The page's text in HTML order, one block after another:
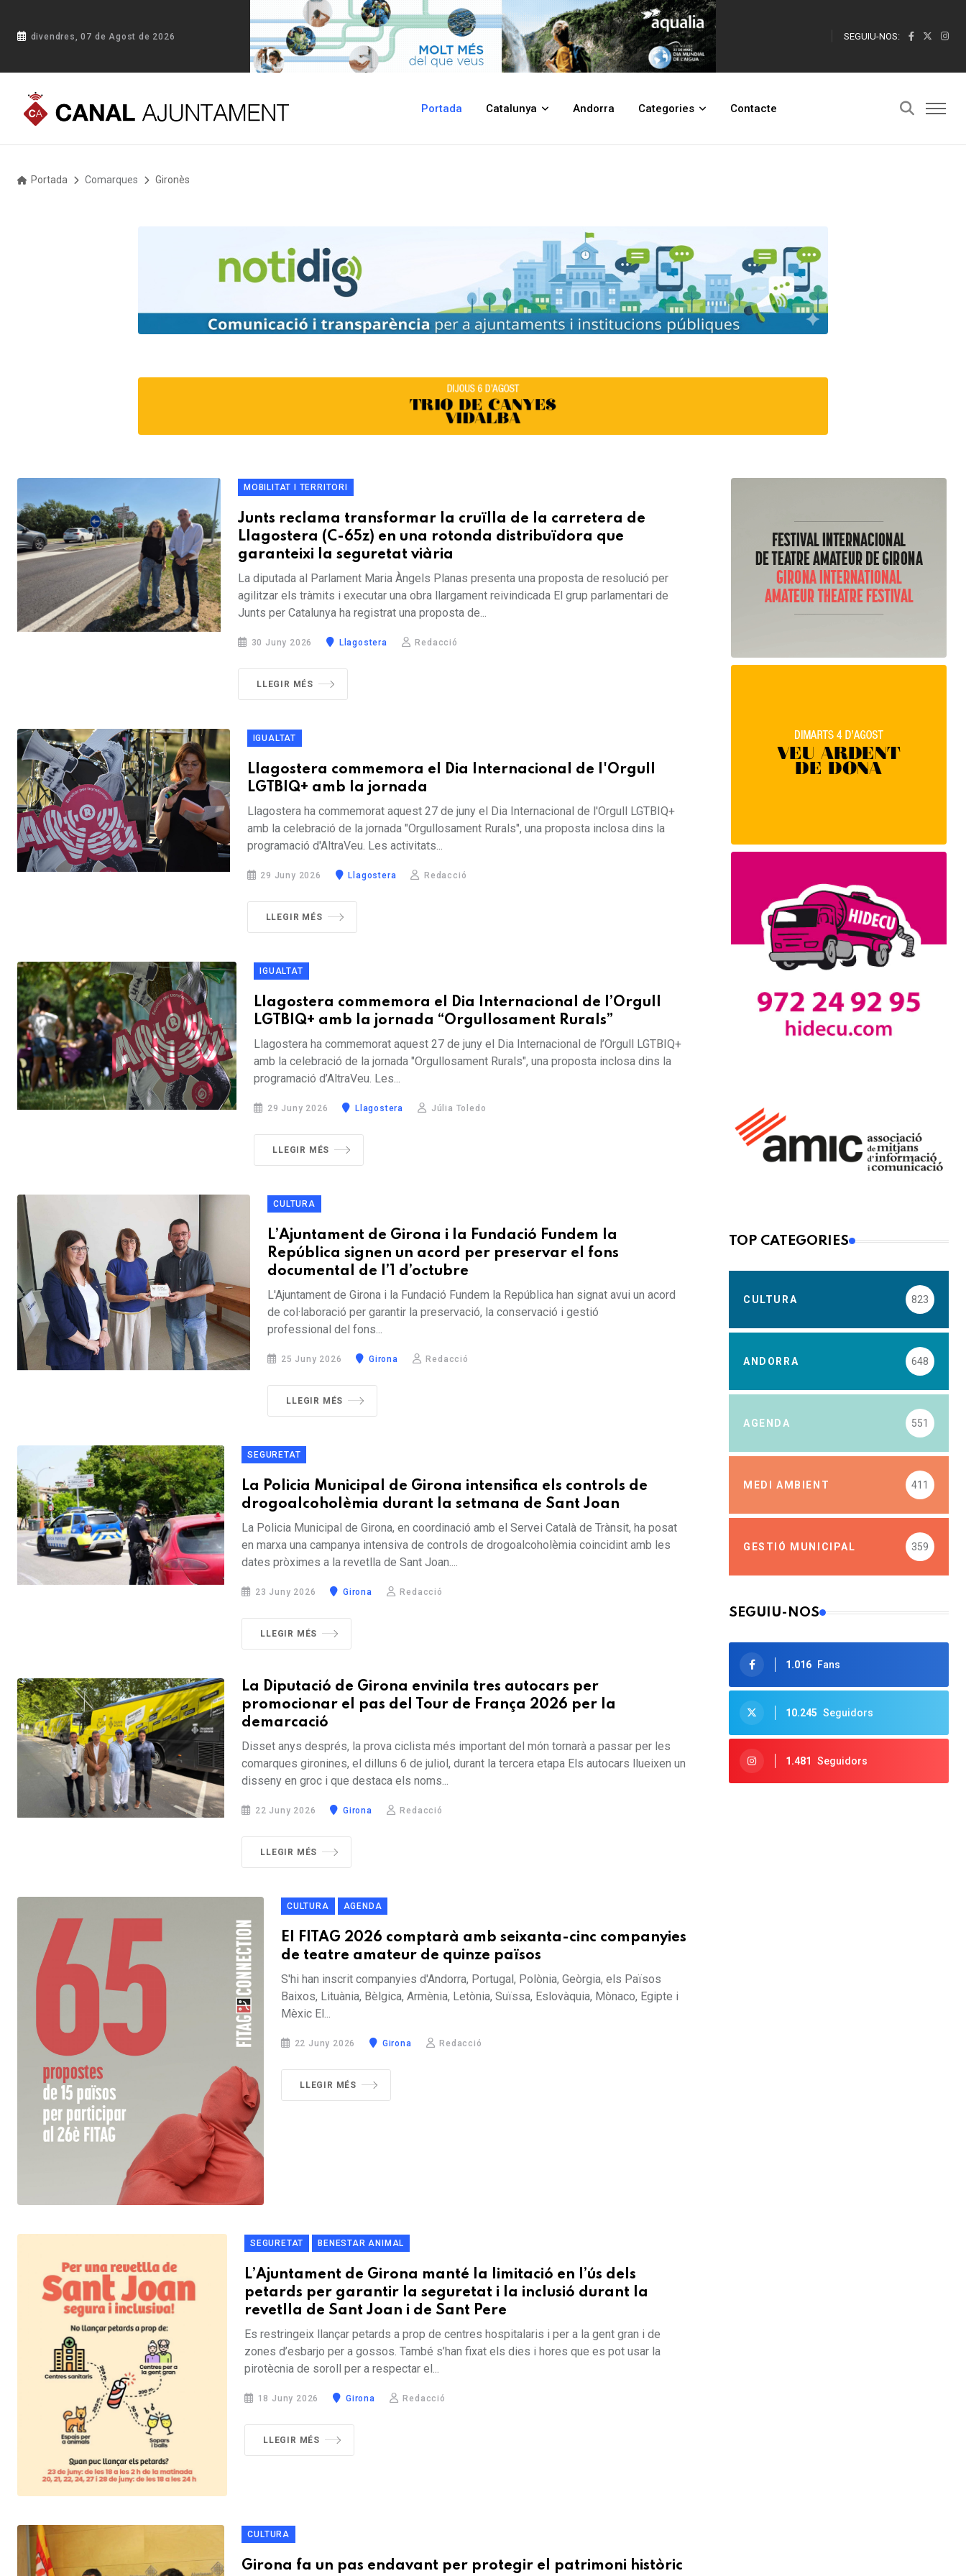
divendres, 07 de Agost de 2026 SEGUIU-NOS:
Portada Catalunya Andorra Categories Contacte
Portada Comarques Gironès
MOBILITAT I TERRITORI
Junts reclama transformar la cruïlla de la carretera de
Llagostera (C-65z) en una rotonda distribuïdora que
garanteixi la seguretat viària
La diputada al Parlament Maria Àngels Planas presenta una proposta de resolució per
agilitzar els tràmits i executar una obra llargament reivindicada El grup parlamentari de
Junts per Catalunya ha registrat una proposta de...
30 Juny 2026 Llagostera Redacció
LLEGIR MÉS
IGUALTAT
Llagostera commemora el Dia Internacional de l'Orgull
LGTBIQ+ amb la jornada
Llagostera ha commemorat aquest 27 de juny el Dia Internacional de l'Orgull LGTBIQ+
amb la celebració de la jornada "Orgullosament Rurals", una proposta inclosa dins la
programació d'AltraVeu. Les activitats...
29 Juny 2026 Llagostera Redacció
LLEGIR MÉS
IGUALTAT
Llagostera commemora el Dia Internacional de l’Orgull
LGTBIQ+ amb la jornada “Orgullosament Rurals”
Llagostera ha commemorat aquest 27 de juny el Dia Internacional de l’Orgull LGTBIQ+
amb la celebració de la jornada "Orgullosament Rurals", una proposta inclosa dins la
programació d’AltraVeu. Les...
29 Juny 2026 Llagostera Júlia Toledo
LLEGIR MÉS
CULTURA
L’Ajuntament de Girona i la Fundació Fundem la
República signen un acord per preservar el fons
documental de l’1 d’octubre
L'Ajuntament de Girona i la Fundació Fundem la República han signat avui un acord
de col·laboració per garantir la preservació, la conservació i gestió
professional del fons...
25 Juny 2026 Girona Redacció
LLEGIR MÉS
SEGURETAT
La Policia Municipal de Girona intensifica els controls de
drogoalcoholèmia durant la setmana de Sant Joan
La Policia Municipal de Girona, en coordinació amb el Servei Català de Trànsit, ha posat
en marxa una campanya intensiva de controls de drogoalcoholèmia coincidint amb les
dates pròximes a la revetlla de Sant Joan....
23 Juny 2026 Girona Redacció
LLEGIR MÉS
La Diputació de Girona envinila tres autocars per
promocionar el pas del Tour de França 2026 per la
demarcació
Disset anys després, la prova ciclista més important del món tornarà a passar per les
comarques gironines, el dilluns 6 de juliol, durant la tercera etapa Els autocars llueixen un
disseny en groc i que destaca els noms...
22 Juny 2026 Girona Redacció
LLEGIR MÉS
CULTURA AGENDA
El FITAG 2026 comptarà amb seixanta-cinc companyies
de teatre amateur de quinze països
S'hi han inscrit companyies d'Andorra, Portugal, Polònia, Geòrgia, els Països
Baixos, Lituània, Bèlgica, Armènia, Letònia, Suïssa, Eslovàquia, Mònaco, Egipte i
Mèxic El...
22 Juny 2026 Girona Redacció
LLEGIR MÉS
SEGURETAT BENESTAR ANIMAL
L’Ajuntament de Girona manté la limitació en l’ús dels
petards per garantir la seguretat i la inclusió durant la
revetlla de Sant Joan i de Sant Pere
Es restringeix llançar petards a prop de centres hospitalaris i per a la gent gran i de
zones d’esbarjo per a gossos. També s’han fixat els dies i hores que es pot usar la
pirotècnia de soroll per a respectar el...
18 Juny 2026 Girona Redacció
LLEGIR MÉS
CULTURA
Girona fa un pas endavant per protegir el patrimoni històric
TOP CATEGORIES
CULTURA 823
ANDORRA 648
AGENDA 551
MEDI AMBIENT 411
GESTIÓ MUNICIPAL 359
SEGUIU-NOS
1.016 Fans
10.245 Seguidors
1.481 Seguidors